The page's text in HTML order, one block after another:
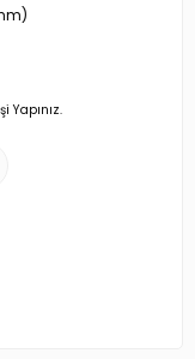
Yapınız.